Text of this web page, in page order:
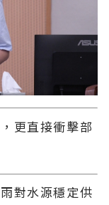
更直接衝擊部
對水源穩定供